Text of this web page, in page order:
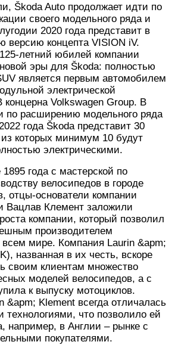
Škoda Auto продолжает идти по
своего модельного ряда и
2020 года представит в
версию концепта VISION iV.
летний юбилей компании
эры для Škoda: полностью
является первым автомобилем
электрической
Volkswagen Group. В
по расширению модельного ряда
года Škoda представит 30
которых минимум 10 будут
электрическими.
года с мастерской по
велосипедов в городе
отцы-основатели компании
Вацлав Клемент заложили
компании, который позволил
производителем
мире. Компания Laurin &apm;
названная в их честь, вскоре
своим клиентам множество
моделей велосипедов, а с
к выпуску мотоциклов.
&apm; Klement всегда отличалась
технологиями, что позволило ей
например, в Англии – рынке с
покупателями.